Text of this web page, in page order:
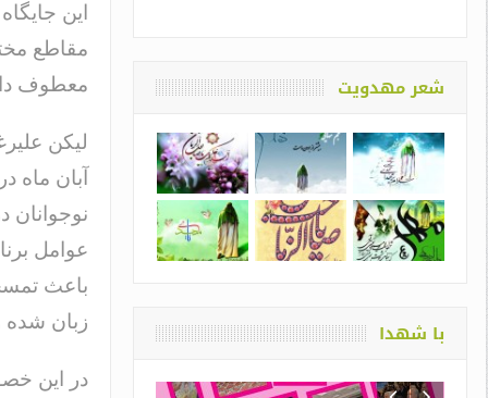
این
مقاطع
معطوف
آبان ماه
عوامل
باعث
زبان
در این
شعر مهدویت
با شهدا